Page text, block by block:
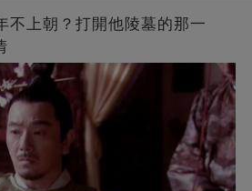
不上朝？打開他陵墓的那一